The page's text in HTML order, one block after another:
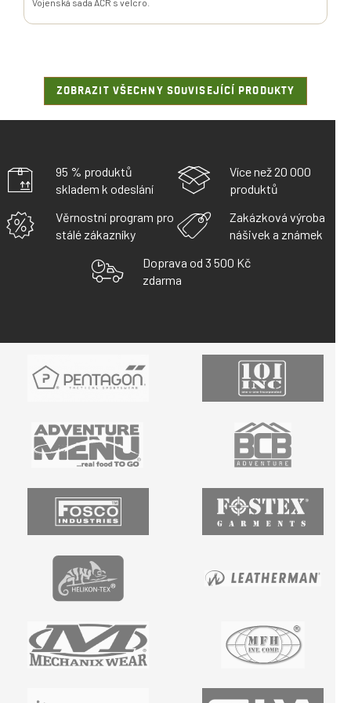
Vojenská sada AČR s velcro.
ZOBRAZIT VŠECHNY SOUVISEJÍCÍ PRODUKTY
95 % produktů
skladem k odeslání
Více než 20 000
produktů
Věrnostní program pro
stálé zákazníky
Zakázková výroba
nášivek a známek
Doprava od 3 500 Kč
zdarma